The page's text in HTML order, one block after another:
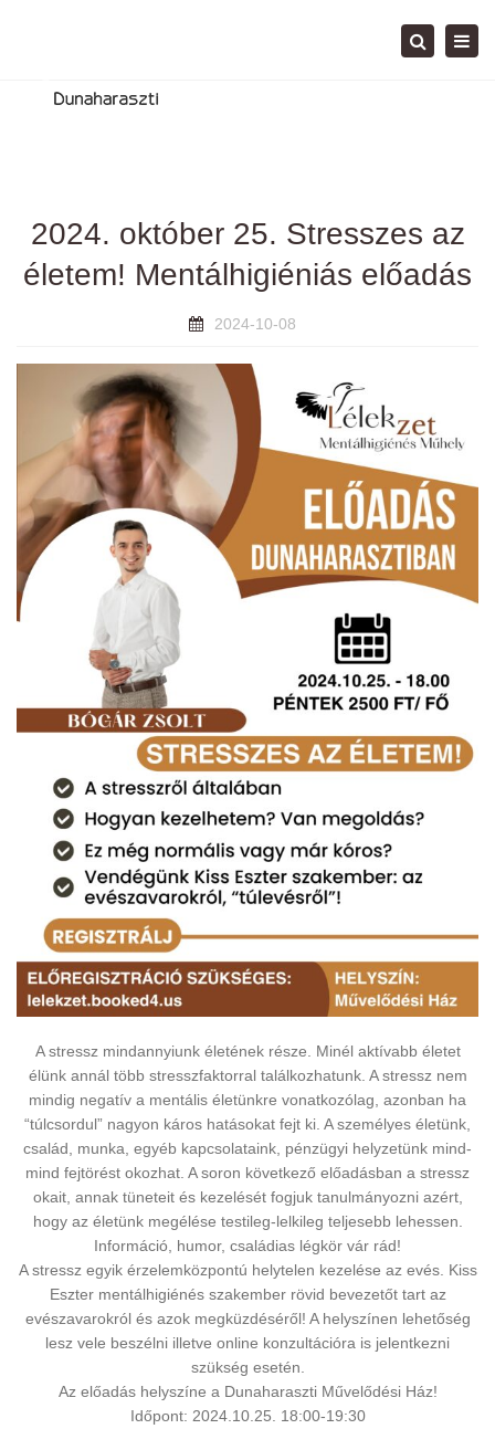
Search
2024. október 25. Stresszes az
életem! Mentálhigiéniás előadás
2024-10-08
A stressz mindannyiunk életének része. Minél aktívabb életet
élünk annál több stresszfaktorral találkozhatunk. A stressz nem
mindig negatív a mentális életünkre vonatkozólag, azonban ha
“túlcsordul” nagyon káros hatásokat fejt ki. A személyes életünk,
család, munka, egyéb kapcsolataink, pénzügyi helyzetünk mind-
mind fejtörést okozhat. A soron következő előadásban a stressz
okait, annak tüneteit és kezelését fogjuk tanulmányozni azért,
hogy az életünk megélése testileg-lelkileg teljesebb lehessen.
Információ, humor, családias légkör vár rád!
A stressz egyik érzelemközpontú helytelen kezelése az evés. Kiss
Eszter mentálhigiénés szakember rövid bevezetőt tart az
evészavarokról és azok megküzdéséről! A helyszínen lehetőség
lesz vele beszélni illetve online konzultációra is jelentkezni
szükség esetén.
Az előadás helyszíne a Dunaharaszti Művelődési Ház!
Időpont: 2024.10.25. 18:00-19:30